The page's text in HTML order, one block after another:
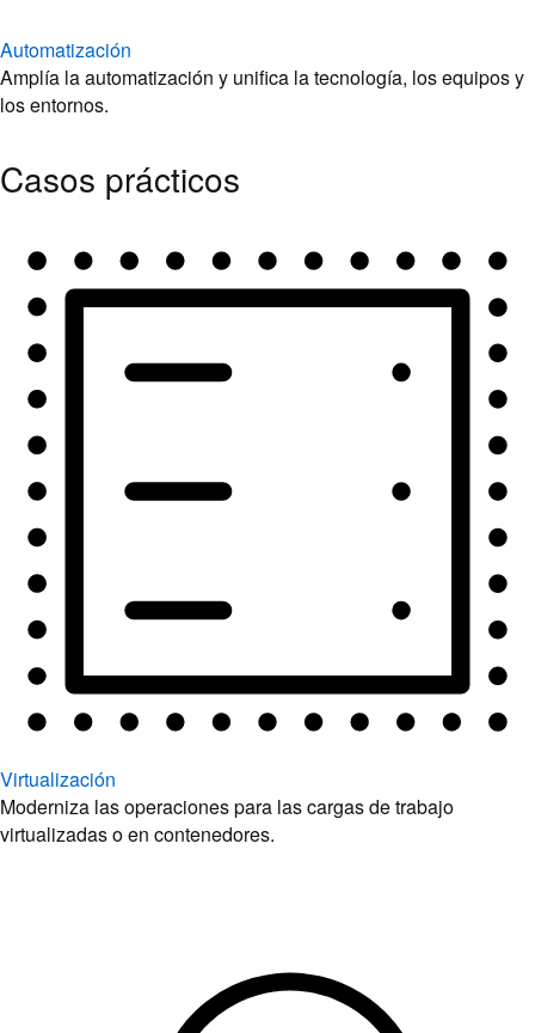
Automatización
Amplía la automatización y unifica la tecnología, los equipos y
los entornos.
Casos prácticos
Virtualización
Moderniza las operaciones para las cargas de trabajo
virtualizadas o en contenedores.